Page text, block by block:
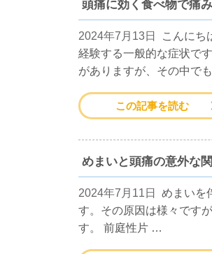
頭痛に効く食べ物で痛
2024年7月13日
こんにち
経験する一般的な症状で
がありますが、その中で
この記事を読む
めまいと頭痛の意外な
2024年7月11日
めまいを
す。その原因は様々です
す。 前庭性片 …